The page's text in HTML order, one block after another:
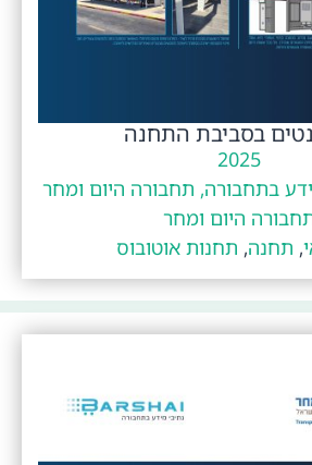
בסביבת התחנה
2025
בתחבורה, תחבורה היום ומחר
היום ומחר
, תחנה, תחנות אוטובוס